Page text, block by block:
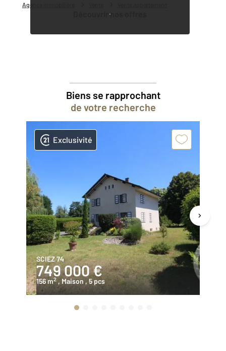
Agence immobilière
Découvrir nos offres
Biens se rapprochant
de votre recherche
Exclusivité
SCIEZ 74
749 000 €
156 m2 , Maison , 5 pcs